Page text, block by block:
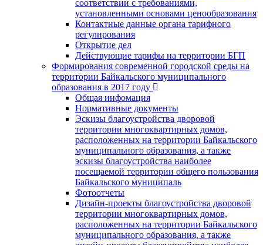
соответствии с требованиями,
установленными основами ценообразования
Контактные данные органа тарифного
регулирования
Открытие дел
Действующие тарифы на территории БГП
Формирования современной городской среды на
территории Байкальского муниципального
образования в 2017 году
Общая инфомация
Нормативные документы
Эскизы благоустройства дворовой
территории многоквартирных домов,
расположенных на территории Байкальского
муниципального образования, а также
эскизы благоустройства наиболее
посещаемой территории общего пользования
Байкальского муниципаль
Фотоотчеты
Дизайн-проекты благоустройства дворовой
территории многоквартирных домов,
расположенных на территории Байкальского
муниципального образования, а также